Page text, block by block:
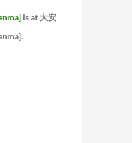
is at 大安